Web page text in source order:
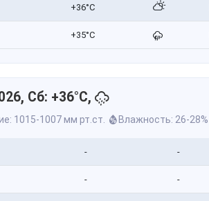
+36°C
+35°C
Сб: +36°C,
1015-1007 мм рт.ст. Влажность: 26-28%
- -
- -